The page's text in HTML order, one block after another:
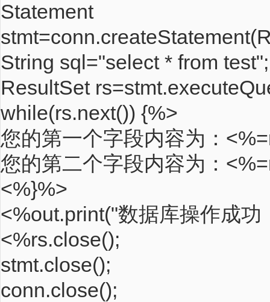
Statement
String sql="select * from test";
ResultSet
while(rs.next()) {%>
您的第一个字段内容为：
您的第二个字段内容为：
<%}%>
<%out.print("数据库操作成功
<%rs.close();
stmt.close();
conn.close();